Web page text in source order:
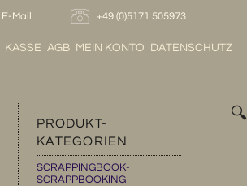
E-Mail +49 (0)5171 505973
KASSE AGB MEIN KONTO DATENSCHUTZ
🔍
PRODUKT-
KATEGORIEN
SCRAPPINGBOOK-
SCRAPPBOOKING